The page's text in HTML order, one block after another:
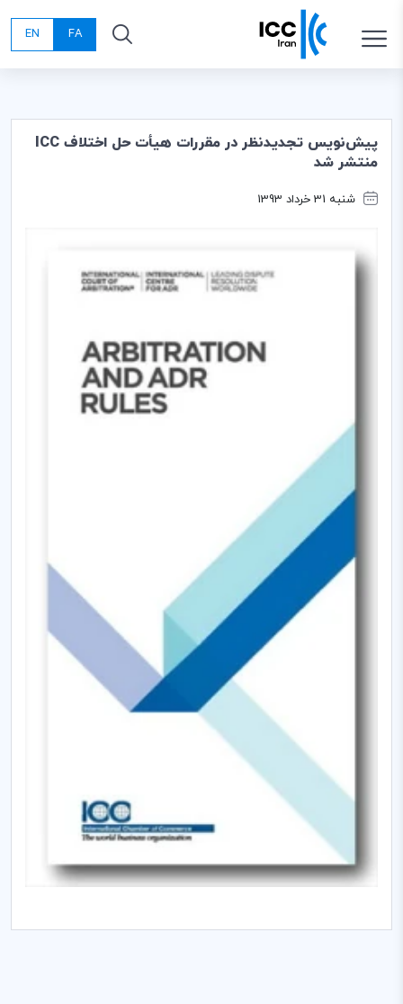
FA
EN
پيش‌نويس تجديدنظر در مقررات هيأت حل اختلاف ICC
منتشر شد
شنبه 31 خرداد 1393